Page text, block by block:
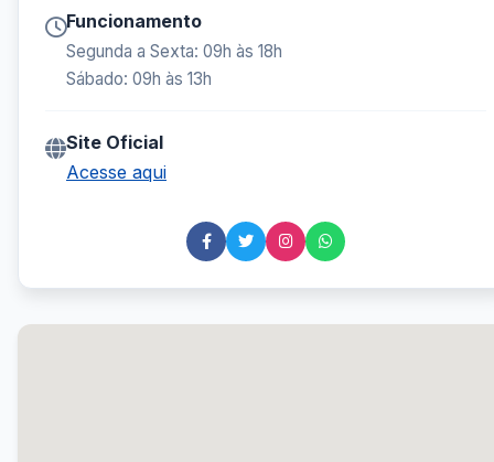
Funcionamento
Segunda a Sexta: 09h às 18h
Sábado: 09h às 13h
Site Oficial
Acesse aqui